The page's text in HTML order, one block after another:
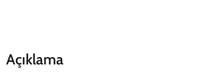
Açıklama